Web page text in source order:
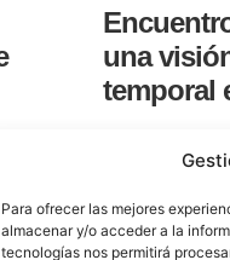
Para ofrecer las mejores
almacenar y/o acceder a la
tecnologías nos permitirá
Y,
una
temporal
a andar con
presentes
CEO,